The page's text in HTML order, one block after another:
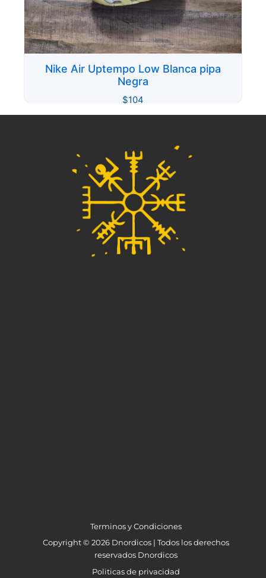
Nike Air Uptempo Low Blanca pipa
Negra
$104
Terminos y Condiciones
Copyright © 2026 Dnordicos | Todos los derechos
reservados Dnordicos
Politicas de privacidad